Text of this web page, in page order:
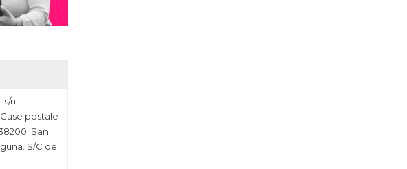
n.
postale
San
S/C de